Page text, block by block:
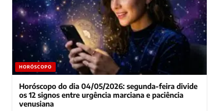
HORÓSCOPO
Horóscopo do dia 04/05/2026: segunda-feira divide
os 12 signos entre urgência marciana e paciência
venusiana